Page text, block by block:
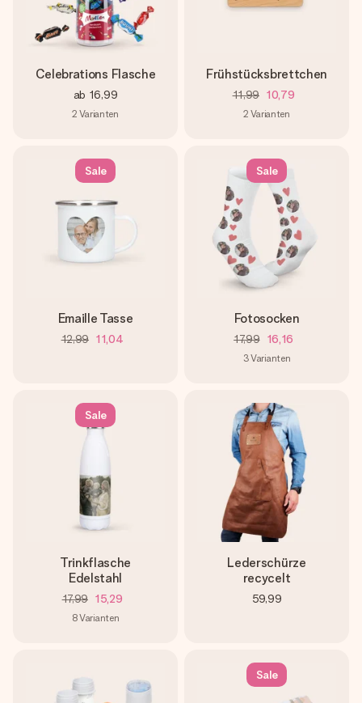
Celebrations Flasche
ab 16,99
2 Varianten
Frühstücksbrettchen
11,99 10,79
2 Varianten
Sale
Emaille Tasse
12,99 11,04
Sale
Fotosocken
17,99 16,16
3Varianten
Sale
Trinkflasche
Edelstahl
17,99 15,29
8Varianten
Lederschürze
recycelt
59,99
Sale